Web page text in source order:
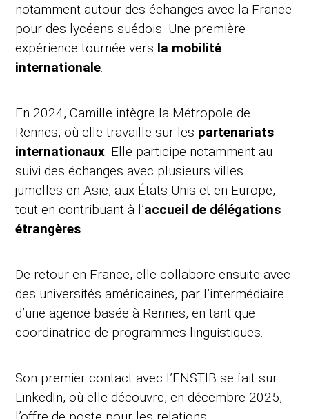
notamment autour des échanges avec la France
pour des lycéens suédois. Une première
expérience tournée vers la mobilité
internationale.
En 2024, Camille intègre la Métropole de
Rennes, où elle travaille sur les partenariats
internationaux. Elle participe notamment au
suivi des échanges avec plusieurs villes
jumelles en Asie, aux États-Unis et en Europe,
tout en contribuant à l’accueil de délégations
étrangères.
De retour en France, elle collabore ensuite avec
des universités américaines, par l’intermédiaire
d’une agence basée à Rennes, en tant que
coordinatrice de programmes linguistiques.
Son premier contact avec l’ENSTIB se fait sur
LinkedIn, où elle découvre, en décembre 2025,